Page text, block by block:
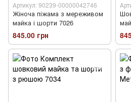
Артикул: 90239-00000042746
Жіноча піжама з мереживом
майка і шорти 7026
845.00 грн